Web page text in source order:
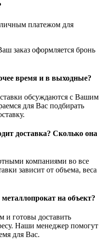
платежом для
заказ оформляется бронь
время и в выходные?
обсуждаются с Вашим
для Вас подбирать
доставка? Сколько она
компаниями во все
зависит от объема, веса
на объект?
и готовы доставить
Наши менеджер помогут
для Вас.